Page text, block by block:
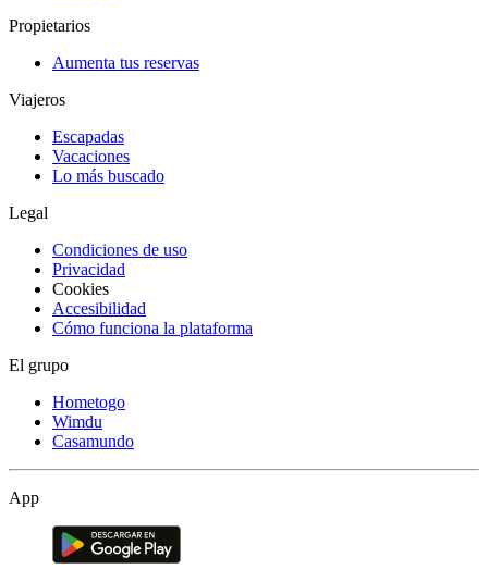
Propietarios
Aumenta tus reservas
Viajeros
Escapadas
Vacaciones
Lo más buscado
Legal
Condiciones de uso
Privacidad
Cookies
Accesibilidad
Cómo funciona la plataforma
El grupo
Hometogo
Wimdu
Casamundo
App